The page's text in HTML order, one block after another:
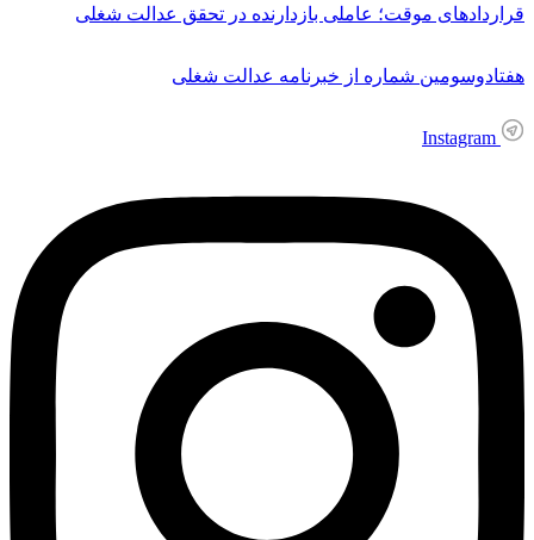
قراردادهای موقت؛ عاملی بازدارنده در تحقق عدالت شغلی
هفتادوسومین شماره از خبرنامه عدالت شغلی
Instagram